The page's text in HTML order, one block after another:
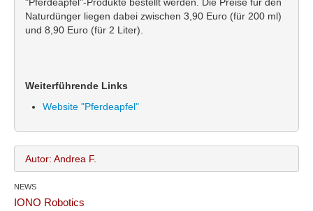
Naturdünger liegen dabei zwischen 3,90 Euro (für 200 ml)
und 8,90 Euro (für 2 Liter).
Weiterführende Links
Website "Pferdeapfel"
Autor: Andrea F.
NEWS
IONO Robotics